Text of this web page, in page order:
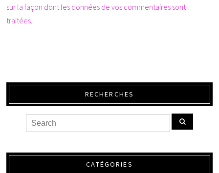
sur la façon dont les données de vos commentaires sont
traitées
RECHERCHES
CATÉGORIES